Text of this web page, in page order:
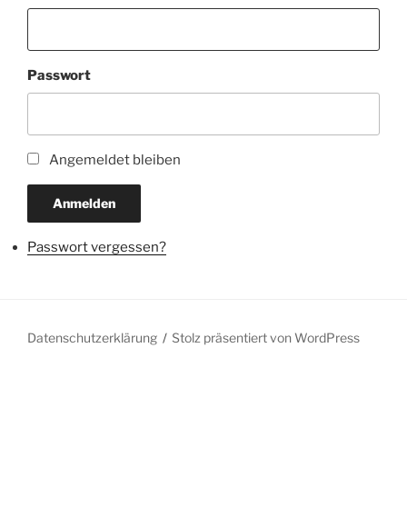
Passwort
Angemeldet bleiben
Anmelden
Passwort vergessen?
Datenschutzerklärung Stolz präsentiert von WordPress